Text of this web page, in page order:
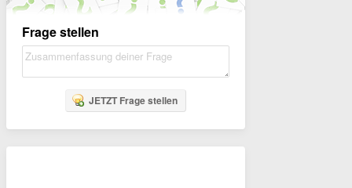
Frage stellen
JETZT Frage stellen